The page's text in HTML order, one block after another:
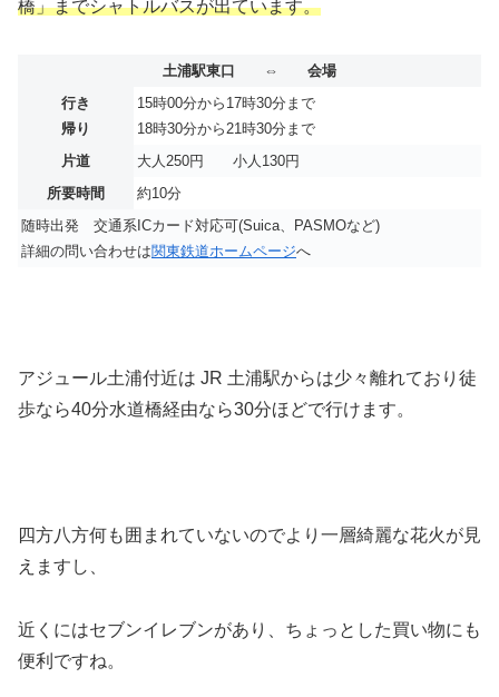
橋」までシャトルバスが出ています。
土浦駅東口 ⇔ 会場
行き
帰り
15時00分から17時30分まで
18時30分から21時30分まで
片道
大人250円 小人130円
所要時間
約10分
随時出発 交通系ICカード対応可(Suica、PASMOなど)
詳細の問い合わせは関東鉄道ホームページへ
アジュール土浦付近は JR 土浦駅からは少々離れており徒
歩なら40分水道橋経由なら30分ほどで行けます。
四方八方何も囲まれていないのでより一層綺麗な花火が見
えますし、
近くにはセブンイレブンがあり、ちょっとした買い物にも
便利ですね。